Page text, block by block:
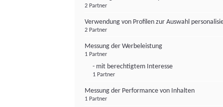
2 Partner
Verwendung von Profilen zur Auswahl
2 Partner
Messung der Werbeleistung
1 Partner
- mit berechtigtem Interesse
1 Partner
Messung der Performance von Inhalten
1 Partner